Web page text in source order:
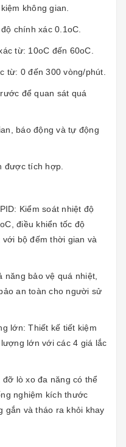
không gian.
chính xác 0.1oC.
từ: 10oC đến 60oC.
từ: 0 đến 300 vòng/phút.
để quan sát quá
báo động và tự động
được tích hợp.
Kiểm soát nhiệt độ
điều khiển tốc độ
bộ đếm thời gian và
năng bảo vệ quá nhiệt,
an toàn cho người sử
lớn: Thiết kế tiết kiệm
lớn với các 4 giá lắc
lò xo đa năng có thể
nghiệm kích thước
gắn và tháo ra khỏi khay